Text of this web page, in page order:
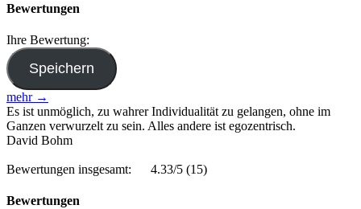
Bewertungen
Ihre Bewertung:
mehr →
Es ist unmöglich, zu wahrer Individualität zu gelangen, ohne im
Ganzen verwurzelt zu sein. Alles andere ist egozentrisch.
David Bohm
Bewertungen insgesamt: 4.33/5 (15)
Bewertungen